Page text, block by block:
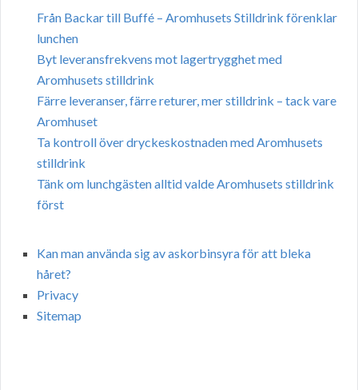
Från Backar till Buffé – Aromhusets Stilldrink förenklar
lunchen
Byt leveransfrekvens mot lagertrygghet med
Aromhusets stilldrink
Färre leveranser, färre returer, mer stilldrink – tack vare
Aromhuset
Ta kontroll över dryckeskostnaden med Aromhusets
stilldrink
Tänk om lunchgästen alltid valde Aromhusets stilldrink
först
Kan man använda sig av askorbinsyra för att bleka
håret?
Privacy
Sitemap